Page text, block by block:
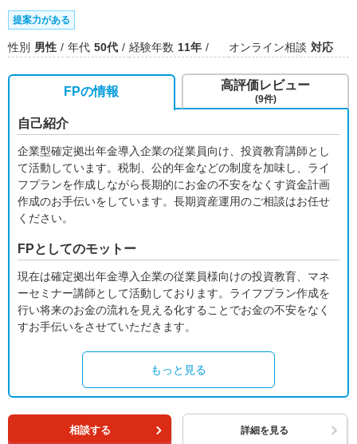
提案力がある
性別 男性 年代 50代 経験年数 11年 オンライン相談 対応
FPの情報
自己紹介
企業型確定拠出年金導入企業の従業員向け、投資教育講師とし
て活動しています。税制、公的年金などの制度を加味し、ライ
フプランを作成しながら長期的にお金の不安をなくす資金計画
作成のお手伝いをしています。長期資産運用のご相談はお任せ
ください。
FPとしてのモットー
現在は確定拠出年金導入企業の従業員様向けの投資教育、マネ
ーセミナー講師として活動しております。ライフプラン作成を
行い将来のお金の流れを見える化することでお金の不安をなく
すお手伝いをさせていただきます。
もっと見る
高評価レビュー
(9件)
相談する 詳細を見る